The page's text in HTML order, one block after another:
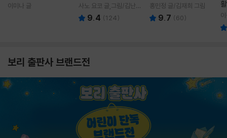
이미나 글
사노 요코 글,그림/김난주
역 9.4 (124)
홍민정 글/김재희 그림
9.7 (60)
보리 출판사 브랜드전